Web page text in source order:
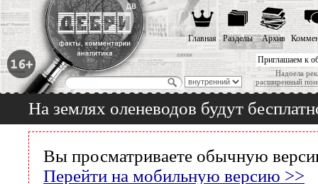
Приглашаем к
Надоела
расширенный
Главная Разделы Архив
На землях оленеводов будут
Вы просматриваете обычную
Перейти на мобильную версию >>